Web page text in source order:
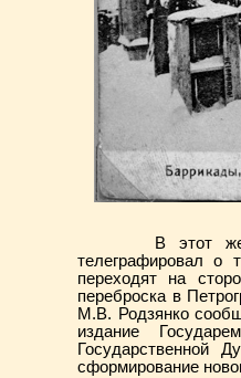
В этот же день
телеграфировал о
переходят на
переброска в
М.В. Родзянко
издание
Государственной
сформирование